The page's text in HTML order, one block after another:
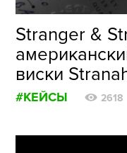
Stranger &
виски
#КЕЙСЫ 2618